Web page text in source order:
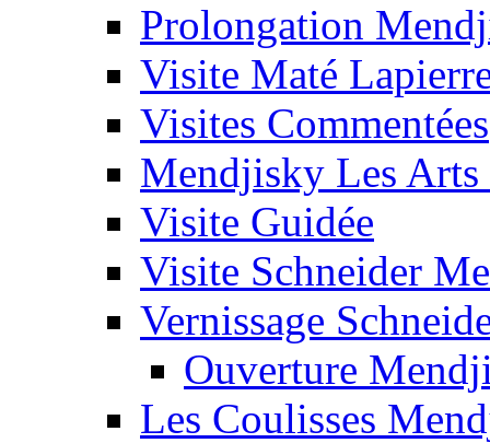
Prolongation
Visite Maté
Visites Commentées
Mendjisky Les Arts
Visite Guidée
Visite Schneider
Vernissage
Ouverture
Les Coulisses